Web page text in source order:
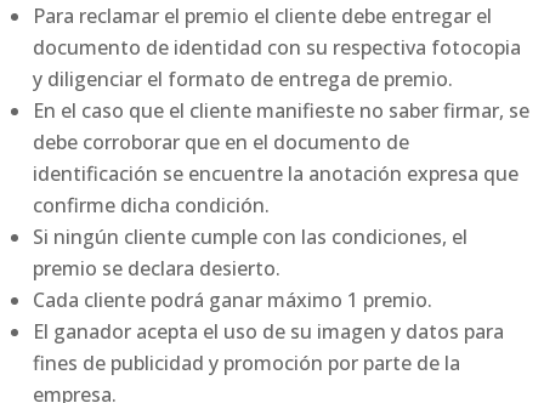
Para reclamar el premio el cliente debe entregar el
documento de identidad con su respectiva fotocopia
y diligenciar el formato de entrega de premio.
En el caso que el cliente manifieste no saber firmar, se
debe corroborar que en el documento de
identificación se encuentre la anotación expresa que
confirme dicha condición.
Si ningún cliente cumple con las condiciones, el
premio se declara desierto.
Cada cliente podrá ganar máximo 1 premio.
El ganador acepta el uso de su imagen y datos para
fines de publicidad y promoción por parte de la
empresa.